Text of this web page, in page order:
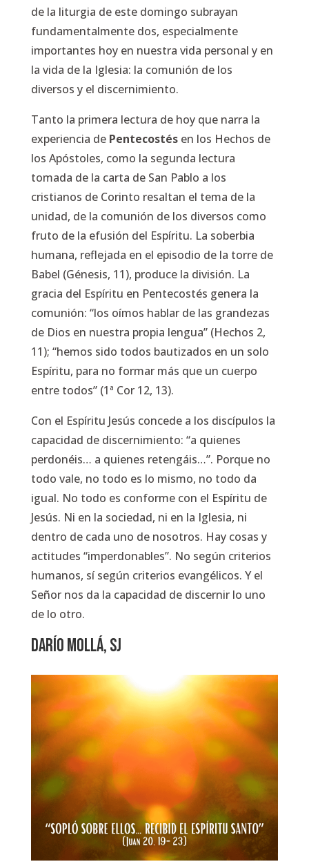
de la liturgia de este domingo subrayan
fundamentalmente dos, especialmente
importantes hoy en nuestra vida personal y en
la vida de la Iglesia: la comunión de los
diversos y el discernimiento.
Tanto la primera lectura de hoy que narra la
experiencia de Pentecostés en los Hechos de
los Apóstoles, como la segunda lectura
tomada de la carta de San Pablo a los
cristianos de Corinto resaltan el tema de la
unidad, de la comunión de los diversos como
fruto de la efusión del Espíritu. La soberbia
humana, reflejada en el episodio de la torre de
Babel (Génesis, 11), produce la división. La
gracia del Espíritu en Pentecostés genera la
comunión: “los oímos hablar de las grandezas
de Dios en nuestra propia lengua” (Hechos 2,
11); “hemos sido todos bautizados en un solo
Espíritu, para no formar más que un cuerpo
entre todos” (1ª Cor 12, 13).
Con el Espíritu Jesús concede a los discípulos la
capacidad de discernimiento: “a quienes
perdonéis… a quienes retengáis…”. Porque no
todo vale, no todo es lo mismo, no todo da
igual. No todo es conforme con el Espíritu de
Jesús. Ni en la sociedad, ni en la Iglesia, ni
dentro de cada uno de nosotros. Hay cosas y
actitudes “imperdonables”. No según criterios
humanos, sí según criterios evangélicos. Y el
Señor nos da la capacidad de discernir lo uno
de lo otro.
DARÍO MOLLÁ, SJ